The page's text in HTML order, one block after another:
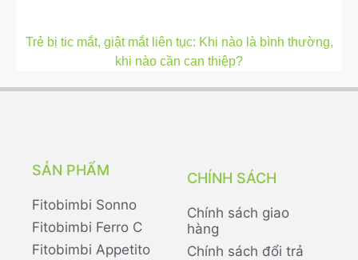
Trẻ bị tic mắt, giật mắt liên tục: Khi nào là bình thường,
khi nào cần can thiệp?
SẢN PHẨM
Fitobimbi Sonno
Fitobimbi Ferro C
Fitobimbi Appetito
CHÍNH SÁCH
Chính sách giao
hàng
Chính sách đổi trả